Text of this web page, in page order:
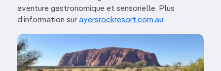
aventure gastronomique et sensorielle. Plus
d’information sur ayersrockresort.com.au.
Image